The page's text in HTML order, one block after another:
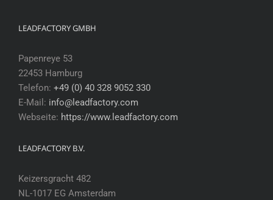
LEADFACTORY GMBH
Papenreye 53
22453 Hamburg
Telefon: +49 (0) 40 328 9052 330
E-Mail: info@leadfactory.com
Webseite: https://www.leadfactory.com
LEADFACTORY B.V.
Keizersgracht 482
NL-1017 EG Amsterdam